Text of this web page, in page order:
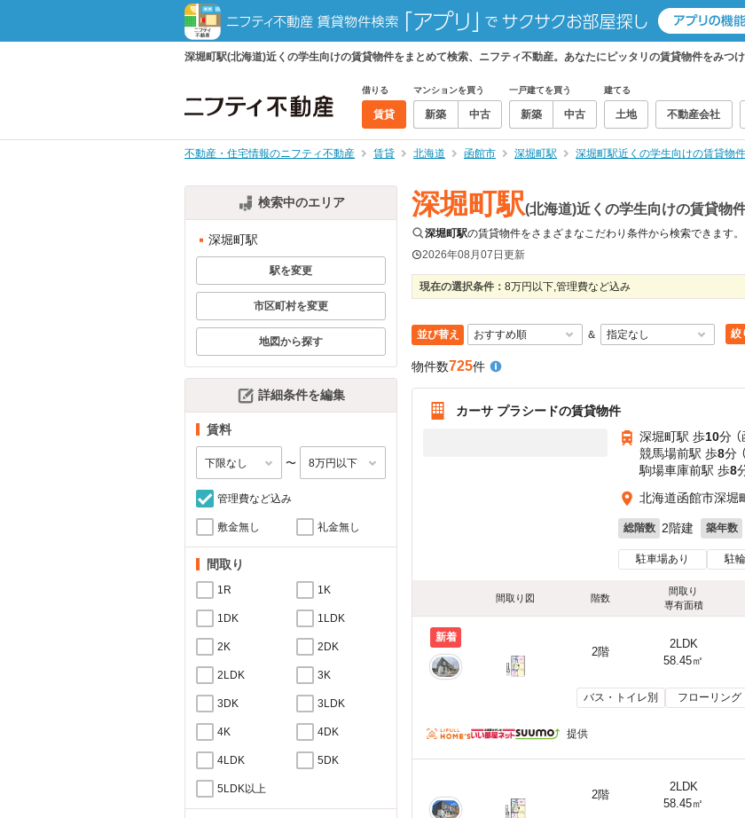
深堀町駅(北海道)近くの学生向けの賃貸物件をまとめて検索、ニフティ不動産。あなたにピッタリの賃貸物件をみつけ
借りる
賃貸
マンションを買う
新築 中古
一戸建てを買う
新築 中古
建てる
土地 不動産会社
不動産・住宅情報のニフティ不動産 賃貸 北海道 函館市 深堀町駅 深堀町駅近くの学生向けの賃貸物
検索中のエリア
深堀町駅
駅を変更
市区町村を変更
地図から探す
詳細条件を編集
賃料
〜
管理費など込み
敷金無し 礼金無し
間取り
1R 1K
1DK 1LDK
2K 2DK
2LDK 3K
3DK 3LDK
4K 4DK
4LDK 5DK
5LDK以上
深堀町駅(北海道)近くの学生向けの賃貸物
深堀町駅の賃貸物件をさまざまなこだわり条件から検索できます。
2026年08月07日更新
現在の選択条件： 8万円以下,管理費など込み
並び替え ＆ 絞
物件数725件
カーサ プラシードの賃貸物件
深堀町駅 歩10分
競馬場前駅 歩8分
駒場車庫前駅 歩8
北海道函館市深堀
総階数 2階建 築年数
駐車場あり 駐
間取り図 階数
間取り
専有面積
新着
2階
2LDK
58.45㎡
バス・トイレ別 フローリング
提供
2階
2LDK
58.45㎡